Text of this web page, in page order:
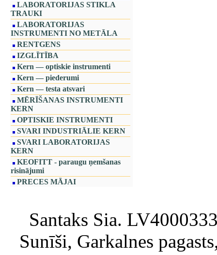
LABORATORIJAS STIKLA
TRAUKI
LABORATORIJAS
INSTRUMENTI NO METĀLA
RENTGENS
IZGLĪTĪBA
Kern — optiskie instrumenti
Kern — piederumi
Kern — testa atsvari
MĒRĪŠANAS INSTRUMENTI
KERN
OPTISKIE INSTRUMENTI
SVARI INDUSTRIĀLIE KERN
SVARI LABORATORIJAS
KERN
KEOFITT - paraugu ņemšanas
risinājumi
PRECES MĀJAI
Santaks Sia.
Sunīši, Garkalnes